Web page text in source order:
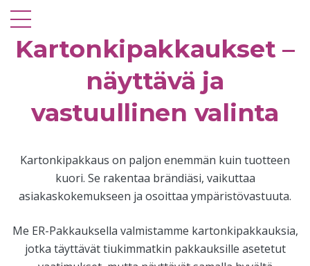
Kartonkipakkaukset –
näyttävä ja
vastuullinen valinta
Kartonkipakkaus on paljon enemmän kuin tuotteen
kuori. Se rakentaa brändiäsi, vaikuttaa
asiakaskokemukseen ja osoittaa ympäristövastuuta.
Me ER-Pakkauksella valmistamme kartonkipakkauksia,
jotka täyttävät tiukimmatkin pakkauksille asetetut